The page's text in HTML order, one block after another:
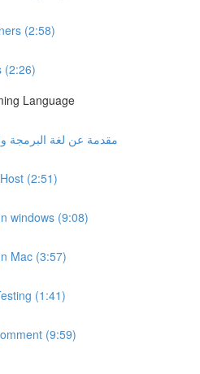
(2:58)
(2:26)
Language
مقدمة عن لغة البرمجة
(2:51)
windows (9:08)
Mac (3:57)
(1:41)
(9:59)